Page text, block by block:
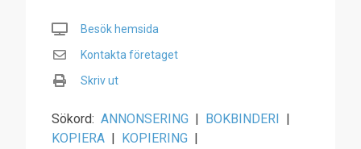
Besök hemsida
Kontakta företaget
Skriv ut
Sökord: ANNONSERING | BOKBINDERI |
KOPIERA | KOPIERING |